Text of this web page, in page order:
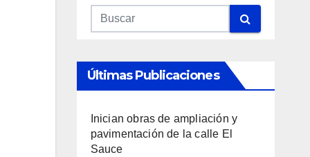
Últimas Publicaciones
Inician obras de ampliación y
pavimentación de la calle El
Sauce